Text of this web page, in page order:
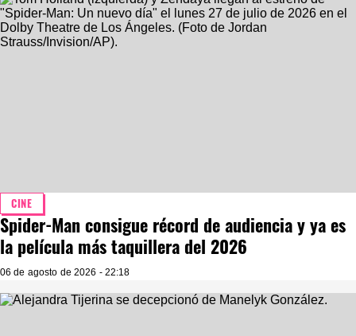
CINE
Spider-Man consigue récord de audiencia y ya es
la película más taquillera del 2026
06 de agosto de 2026 - 22:18